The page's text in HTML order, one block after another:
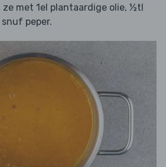
met 1el plantaardige olie, ½tl
peper.